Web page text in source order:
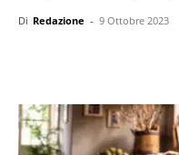
Di Redazione - 9 Ottobre 2023